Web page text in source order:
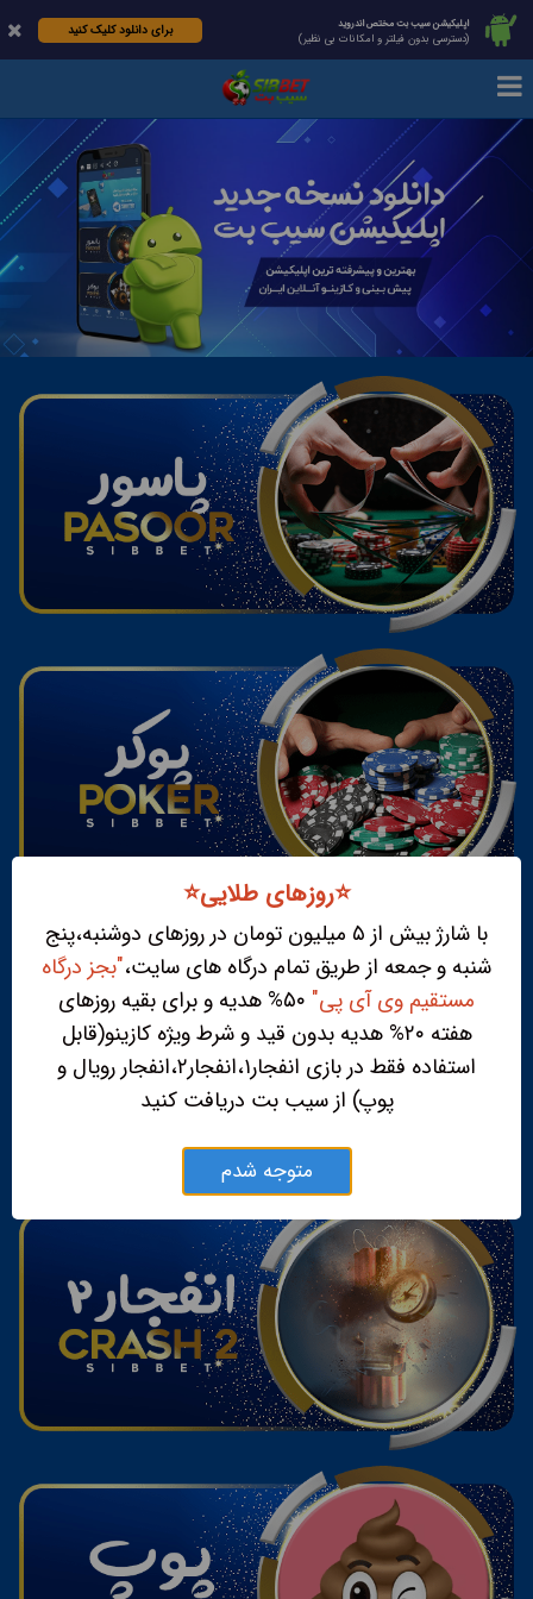
اپلیکیشن سیب بت مختص اندروید
(دسترسی بدون فیلتر و امکانات بی نظیر)
برای دانلود کلیک کنید
⭐️روزهای طلایی⭐️
با شارژ بیش از ۵ میلیون تومان در روزهای دوشنبه،پنج
شنبه و جمعه از طریق تمام درگاه های سایت،"بجز درگاه
مستقیم وی آی پی"
۵۰% هدیه و برای بقیه روزهای
هفته ۲۰% هدیه بدون قید و شرط ویژه کازینو(قابل
استفاده فقط در بازی انفجار۱،انفجار۲،انفجار رویال و
پوپ) از سیب بت دریافت کنید
متوجه شدم